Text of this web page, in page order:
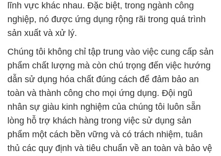
lĩnh vực khác nhau. Đặc biệt, trong ngành công
nghiệp, nó được ứng dụng rộng rãi trong quá trình
sản xuất và xử lý.
Chúng tôi không chỉ tập trung vào việc cung cấp sản
phẩm chất lượng mà còn chú trọng đến việc hướng
dẫn sử dụng hóa chất đúng cách để đảm bảo an
toàn và thành công cho mọi ứng dụng. Đội ngũ
nhân sự giàu kinh nghiệm của chúng tôi luôn sẵn
lòng hỗ trợ khách hàng trong việc sử dụng sản
phẩm một cách bền vững và có trách nhiệm, tuân
thủ các quy định và tiêu chuẩn về an toàn và bảo vệ